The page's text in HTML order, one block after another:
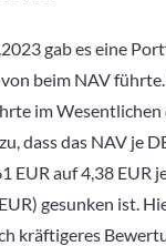
gab es eine
beim NAV
im Wesentlichen
dass das NAV je
EUR auf 4,38 EUR
gesunken ist.
kräftigeres